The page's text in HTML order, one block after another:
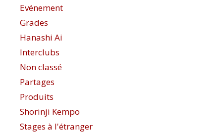
Evénement
Grades
Hanashi Ai
Interclubs
Non classé
Partages
Produits
Shorinji Kempo
Stages à l'étranger